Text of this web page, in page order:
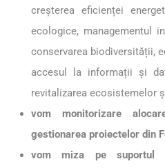
creșterea eficienței
ecologice, managementul
conservarea biodiversității,
accesul la informații și
revitalizarea ecosistemelor
vom monitorizare
gestionarea proiectelor din
vom miza pe suportul